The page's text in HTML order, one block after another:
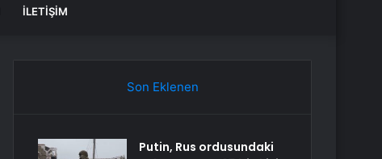
İLETIŞIM
Son Eklenen
Putin, Rus ordusundaki